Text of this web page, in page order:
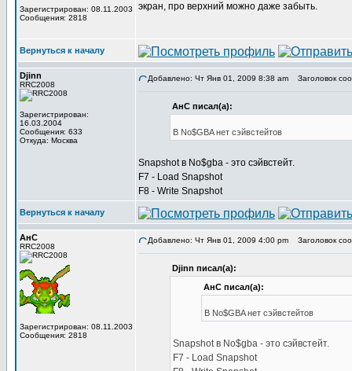
Зарегистрирован: 08.11.2003
Сообщения: 2818
экран, про верхний можно даже забыть.
Вернуться к началу
Djinn
RRC2008
Зарегистрирован:
16.03.2004
Сообщения: 633
Откуда: Москва
Добавлено: Чт Янв 01, 2009 8:38 am Заголовок
АнС писал(а):
В No$GBA нет сэйвстейтов
Snapshot в No$gba - это сэйвстейт.
F7 - Load Snapshot
F8 - Write Snapshot
Вернуться к началу
АнС
RRC2008
Зарегистрирован: 08.11.2003
Сообщения: 2818
Добавлено: Чт Янв 01, 2009 4:00 pm Заголовок
Djinn писал(а):
АнС писал(а):
В No$GBA нет сэйвстейтов
Snapshot в No$gba - это сэйвстейт.
F7 - Load Snapshot